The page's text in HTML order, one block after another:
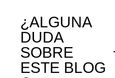
¿ALGUNA
DUDA
SOBRE
ESTE BLOG